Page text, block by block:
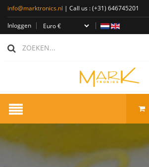
info@marktronics.nl | Call us :(+31) 646745201
Inloggen